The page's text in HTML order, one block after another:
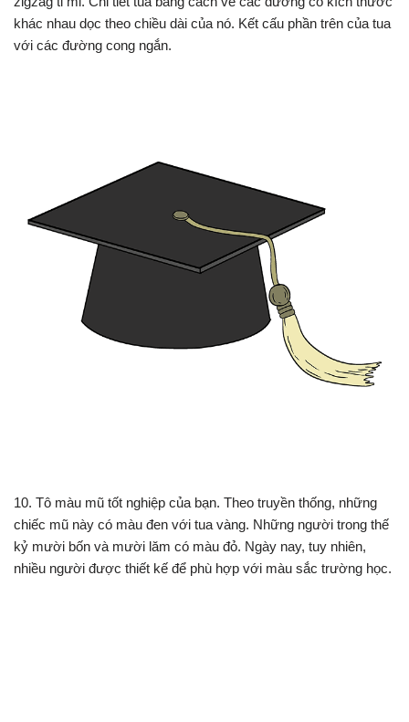
khác nhau dọc theo chiều dài của nó. Kết cấu phần trên của tua
với các đường cong ngắn.
10. Tô màu mũ tốt nghiệp của bạn. Theo truyền thống, những
chiếc mũ này có màu đen với tua vàng. Những người trong thế
kỷ mười bốn và mười lăm có màu đỏ. Ngày nay, tuy nhiên,
nhiều người được thiết kế để phù hợp với màu sắc trường học.